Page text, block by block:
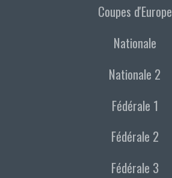
Coupes d'Europe
Nationale
Nationale 2
Fédérale 1
Fédérale 2
Fédérale 3